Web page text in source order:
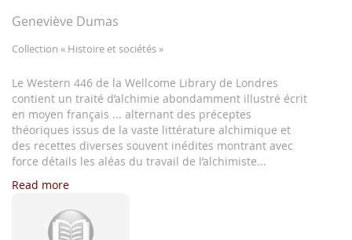
the
gallery
Geneviève Dumas
Collection « Histoire et sociétés »
Le Western 446 de la Wellcome Library de Londres
contient un traité d’alchimie abondamment illustré écrit
en moyen français ... alternant des préceptes
théoriques issus de la vaste littérature alchimique et
des recettes diverses souvent inédites montrant avec
force détails les aléas du travail de l’alchimiste...
Read more